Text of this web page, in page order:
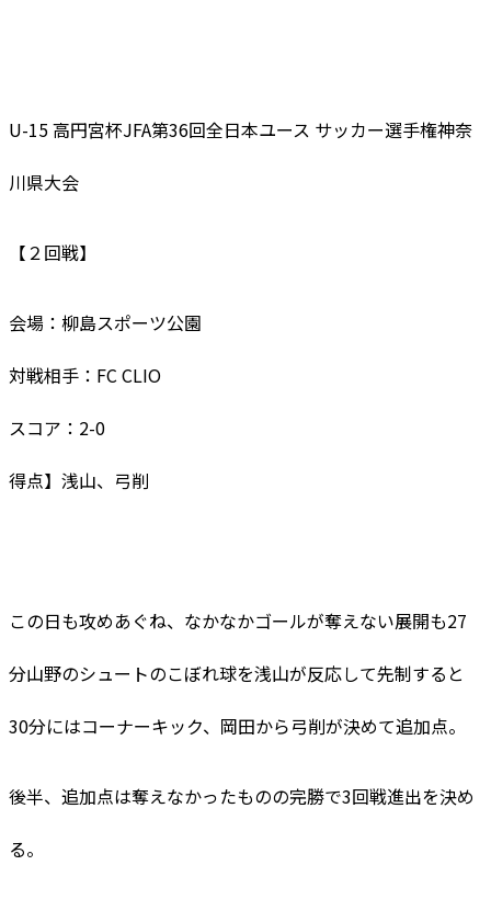
U-15 高円宮杯JFA第36回全日本ユース サッカー選手権神奈
川県大会
【２回戦】
会場： 柳島スポーツ公園
対戦相手：FC CLIO
スコア：2-0
得点】浅山、弓削
この日も攻めあぐね、なかなかゴールが奪えない展開も27
分山野のシュートのこぼれ球を浅山が反応して先制すると
30分にはコーナーキック、岡田から弓削が決めて追加点。
後半、追加点は奪えなかったものの完勝で3回戦進出を決め
る。